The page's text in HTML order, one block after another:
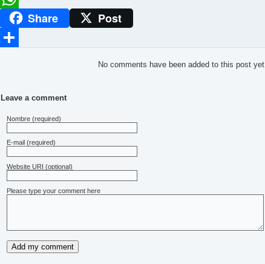
WhatsAppShare Post
No comments have been added to this post yet.
Leave a comment
Nombre (required)
E-mail (required)
Website URI (optional)
Please type your comment here